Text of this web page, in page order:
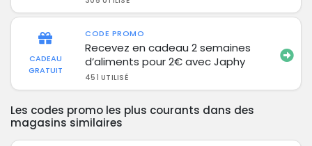
CADEAU
GRATUIT
CODE PROMO
Recevez en cadeau 2 semaines
d’aliments pour 2€ avec Japhy
451 UTILISÉ
Les codes promo les plus courants dans des
magasins similaires